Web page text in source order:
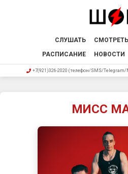
СЛУШАТЬ СМОТРЕТЬ
РАСПИСАНИЕ
НОВОСТИ
+7(921)326-2020 (телефон/SMS/
МИСС